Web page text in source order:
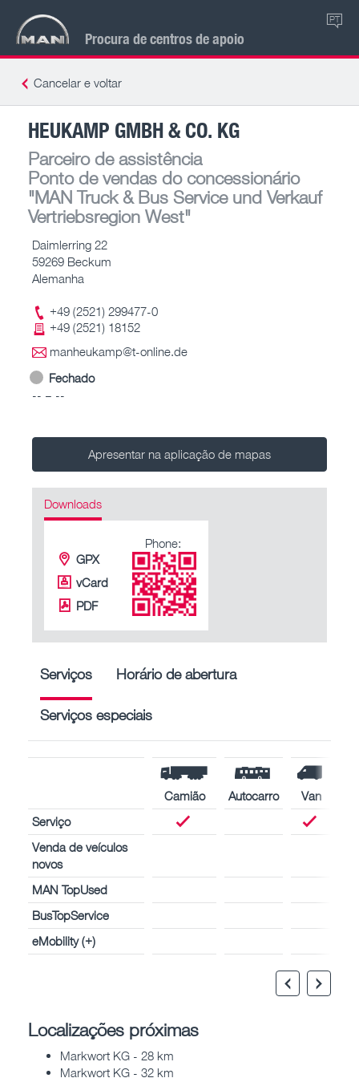
Procura de centros de apoio
PT
Cancelar e voltar
HEUKAMP GMBH & CO. KG
Parceiro de assistência
Ponto de vendas do concessionário
"MAN Truck & Bus Service und Verkauf
Vertriebsregion West"
Daimlerring 22
59269 Beckum
Alemanha
+49 (2521) 299477-0
+49 (2521) 18152
manheukamp@t-online.de
Fechado
-- – --
Apresentar na aplicação de mapas
Downloads
GPX
vCard
PDF
Phone:
Serviços Horário de abertura
Serviços especiais
Camião Autocarro
Van
Serviço
Venda de veículos
novos
MAN TopUsed
BusTopService
eMobility (+)
Localizações próximas
Markwort KG - 28 km
Markwort KG - 32 km